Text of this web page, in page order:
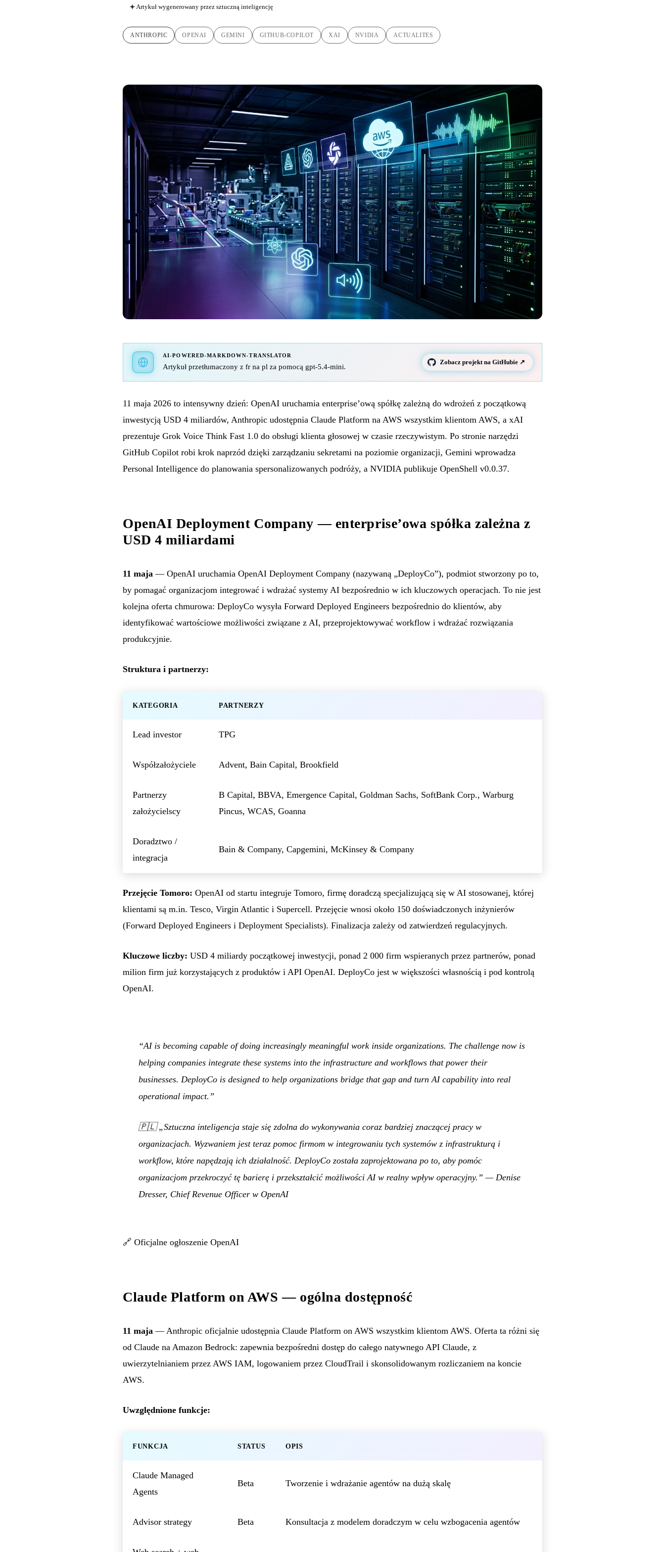
Artykuł wygenerowany przez sztuczną inteligencję
ANTHROPIC OPENAI GEMINI GITHUB-COPILOT XAI NVIDIA ACTUALITES
AI-POWERED-MARKDOWN-TRANSLATOR
Artykuł przetłumaczony z fr na pl za pomocą gpt-5.4-mini.
Zobacz projekt na GitHubie ↗
11 maja 2026 to intensywny dzień: OpenAI uruchamia enterprise’ową spółkę zależną do wdrożeń z początkową
inwestycją USD 4 miliardów, Anthropic udostępnia Claude Platform na AWS wszystkim klientom AWS, a xAI
prezentuje Grok Voice Think Fast 1.0 do obsługi klienta głosowej w czasie rzeczywistym. Po stronie narzędzi
GitHub Copilot robi krok naprzód dzięki zarządzaniu sekretami na poziomie organizacji, Gemini wprowadza
Personal Intelligence do planowania spersonalizowanych podróży, a NVIDIA publikuje OpenShell v0.0.37.
OpenAI Deployment Company — enterprise’owa spółka zależna z
USD 4 miliardami
11 maja — OpenAI uruchamia OpenAI Deployment Company (nazywaną „DeployCo”), podmiot stworzony po to,
by pomagać organizacjom integrować i wdrażać systemy AI bezpośrednio w ich kluczowych operacjach. To nie jest
kolejna oferta chmurowa: DeployCo wysyła Forward Deployed Engineers bezpośrednio do klientów, aby
identyfikować wartościowe możliwości związane z AI, przeprojektowywać workflow i wdrażać rozwiązania
produkcyjnie.
Struktura i partnerzy:
KATEGORIA PARTNERZY
Lead investor TPG
Współzałożyciele Advent, Bain Capital, Brookfield
Partnerzy
założycielscy
B Capital, BBVA, Emergence Capital, Goldman Sachs, SoftBank Corp., Warburg
Pincus, WCAS, Goanna
Doradztwo /
integracja
Bain & Company, Capgemini, McKinsey & Company
Przejęcie Tomoro: OpenAI od startu integruje Tomoro, firmę doradczą specjalizującą się w AI stosowanej, której
klientami są m.in. Tesco, Virgin Atlantic i Supercell. Przejęcie wnosi około 150 doświadczonych inżynierów
(Forward Deployed Engineers i Deployment Specialists). Finalizacja zależy od zatwierdzeń regulacyjnych.
Kluczowe liczby: USD 4 miliardy początkowej inwestycji, ponad 2 000 firm wspieranych przez partnerów, ponad
milion firm już korzystających z produktów i API OpenAI. DeployCo jest w większości własnością i pod kontrolą
OpenAI.
“AI is becoming capable of doing increasingly meaningful work inside organizations. The challenge now is
helping companies integrate these systems into the infrastructure and workflows that power their
businesses. DeployCo is designed to help organizations bridge that gap and turn AI capability into real
operational impact.”
🇵🇱„Sztuczna inteligencja staje się zdolna do wykonywania coraz bardziej znaczącej pracy w
organizacjach. Wyzwaniem jest teraz pomoc firmom w integrowaniu tych systemów z infrastrukturą i
workflow, które napędzają ich działalność. DeployCo została zaprojektowana po to, aby pomóc
organizacjom przekroczyć tę barierę i przekształcić możliwości AI w realny wpływ operacyjny.” — Denise
Dresser, Chief Revenue Officer w OpenAI
🔗 Oficjalne ogłoszenie OpenAI
Claude Platform on AWS — ogólna dostępność
11 maja — Anthropic oficjalnie udostępnia Claude Platform on AWS wszystkim klientom AWS. Oferta ta różni się
od Claude na Amazon Bedrock: zapewnia bezpośredni dostęp do całego natywnego API Claude, z
uwierzytelnianiem przez AWS IAM, logowaniem przez CloudTrail i skonsolidowanym rozliczaniem na koncie
AWS.
Uwzględnione funkcje:
FUNKCJA STATUS OPIS
Claude Managed
Agents
Beta Tworzenie i wdrażanie agentów na dużą skalę
Advisor strategy Beta Konsultacja z modelem doradczym w celu wzbogacenia agentów